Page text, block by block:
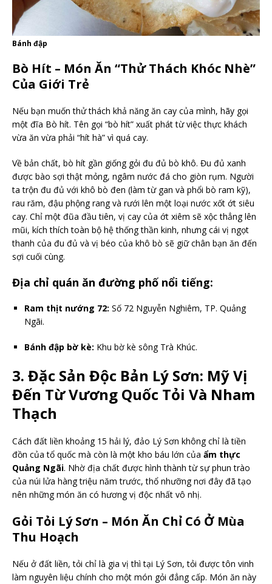
Bánh đập
Bò Hít – Món Ăn “Thử Thách Khóc Nhè”
Của Giới Trẻ
Nếu bạn muốn thử thách khả năng ăn cay của mình, hãy gọi
một đĩa Bò hít. Tên gọi “bò hít” xuất phát từ việc thực khách
vừa ăn vừa phải “hít hà” vì quá cay.
Về bản chất, bò hít gần giống gỏi đu đủ bò khô. Đu đủ xanh
được bào sợi thật mỏng, ngâm nước đá cho giòn rụm. Người
ta trộn đu đủ với khô bò đen (làm từ gan và phổi bò ram kỹ),
rau răm, đậu phộng rang và rưới lên một loại nước xốt ớt siêu
cay. Chỉ một đũa đầu tiên, vị cay của ớt xiêm sẽ xộc thẳng lên
mũi, kích thích toàn bộ hệ thống thần kinh, nhưng cái vị ngọt
thanh của đu đủ và vị béo của khô bò sẽ giữ chân bạn ăn đến
sợi cuối cùng.
Địa chỉ quán ăn đường phố nổi tiếng:
Ram thịt nướng 72: Số 72 Nguyễn Nghiêm, TP. Quảng
Ngãi.
Bánh đập bờ kè: Khu bờ kè sông Trà Khúc.
3. Đặc Sản Độc Bản Lý Sơn: Mỹ Vị
Đến Từ Vương Quốc Tỏi Và Nham
Thạch
Cách đất liền khoảng 15 hải lý, đảo Lý Sơn không chỉ là tiền
đồn của tổ quốc mà còn là một kho báu lớn của ẩm thực
Quảng Ngãi. Nhờ địa chất được hình thành từ sự phun trào
của núi lửa hàng triệu năm trước, thổ nhưỡng nơi đây đã tạo
nên những món ăn có hương vị độc nhất vô nhị.
Gỏi Tỏi Lý Sơn – Món Ăn Chỉ Có Ở Mùa
Thu Hoạch
Nếu ở đất liền, tỏi chỉ là gia vị thì tại Lý Sơn, tỏi được tôn vinh
làm nguyên liệu chính cho một món gỏi đẳng cấp. Món ăn này